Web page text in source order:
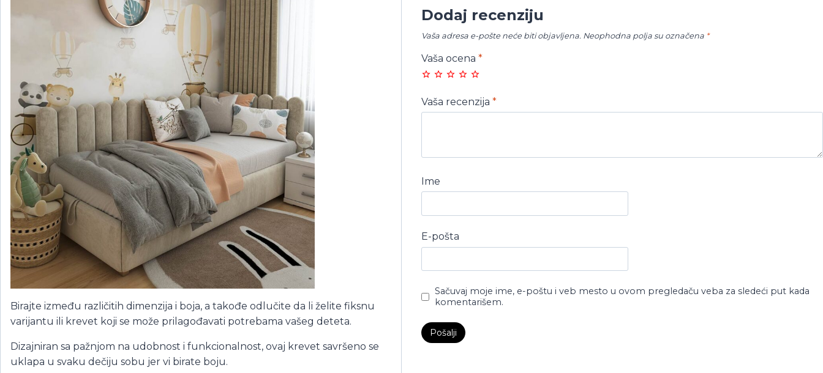
Birajte između različitih dimenzija i boja, a takođe odlučite da li želite fiksnu
varijantu ili krevet koji se može prilagođavati potrebama vašeg deteta.
Dizajniran sa pažnjom na udobnost i funkcionalnost, ovaj krevet savršeno se
uklapa u svaku dečiju sobu jer vi birate boju.
Dodaj recenziju
Vaša adresa e-pošte neće biti objavljena. Neophodna polja su označena *
Vaša ocena *
Vaša recenzija *
Ime
E-pošta
Sačuvaj moje ime, e-poštu i veb mesto u ovom pregledaču veba za sledeći put kada
komentarišem.